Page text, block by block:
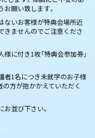
願い致します。
ないお客様が特典会場所近
きませんのでご注意くださ
に付き1枚「特典会参加券」
者1名につき未就学のお子様
方が抱かかえていただく
並び下さい。